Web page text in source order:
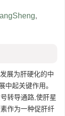
,
展为肝硬化的中
中起关键作用。
转导通路,使肝星
作为一种促肝纤